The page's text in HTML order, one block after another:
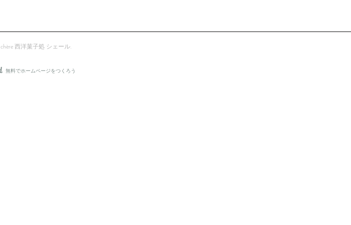
chère 西洋菓子処 シェール.
AmebaOwnd
無料でホームページをつくろう